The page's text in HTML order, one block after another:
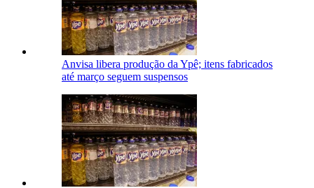
Anvisa libera produção da Ypê; itens fabricados
até março seguem suspensos